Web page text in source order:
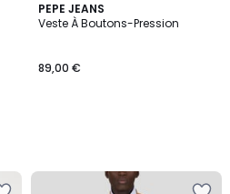
PEPE JEANS
Veste À Boutons-Pression
89,00 €